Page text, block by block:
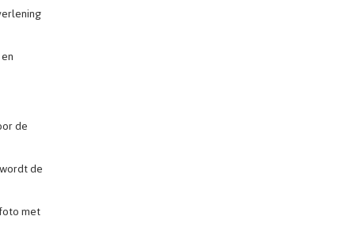
de
de
met